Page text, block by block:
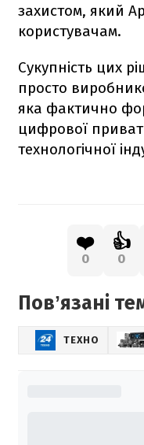
захистом, який
користувачам.
Сукупність цих
просто
яка фактично
цифрової
технологічної
❤️
0
👍
0
Повʼязані
ТЕХНО